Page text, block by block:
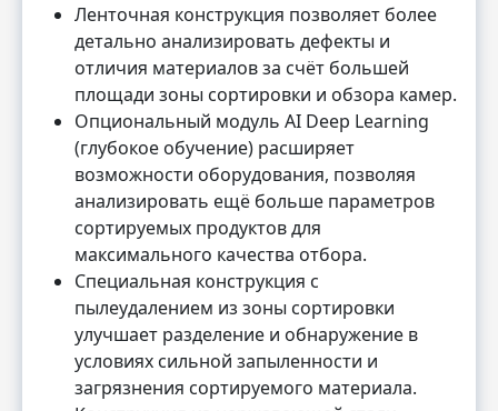
Ленточная конструкция позволяет более
детально анализировать дефекты и
отличия материалов за счёт большей
площади зоны сортировки и обзора камер.
Опциональный модуль AI Deep Learning
(глубокое обучение) расширяет
возможности оборудования, позволяя
анализировать ещё больше параметров
сортируемых продуктов для
максимального качества отбора.
Специальная конструкция с
пылеудалением из зоны сортировки
улучшает разделение и обнаружение в
условиях сильной запыленности и
загрязнения сортируемого материала.